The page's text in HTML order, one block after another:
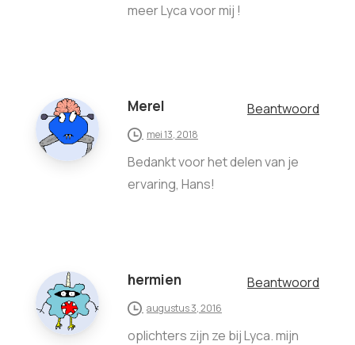
meer Lyca voor mij !
Merel Beantwoord
mei 13, 2018
Bedankt voor het delen van je
ervaring, Hans!
hermien Beantwoord
augustus 3, 2016
oplichters zijn ze bij Lyca. mijn